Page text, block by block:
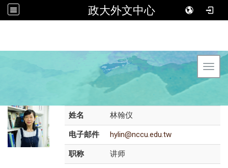
政大外文中心
姓名 林翰仪
电子邮件 hylin@nccu.edu.tw
职称 讲师